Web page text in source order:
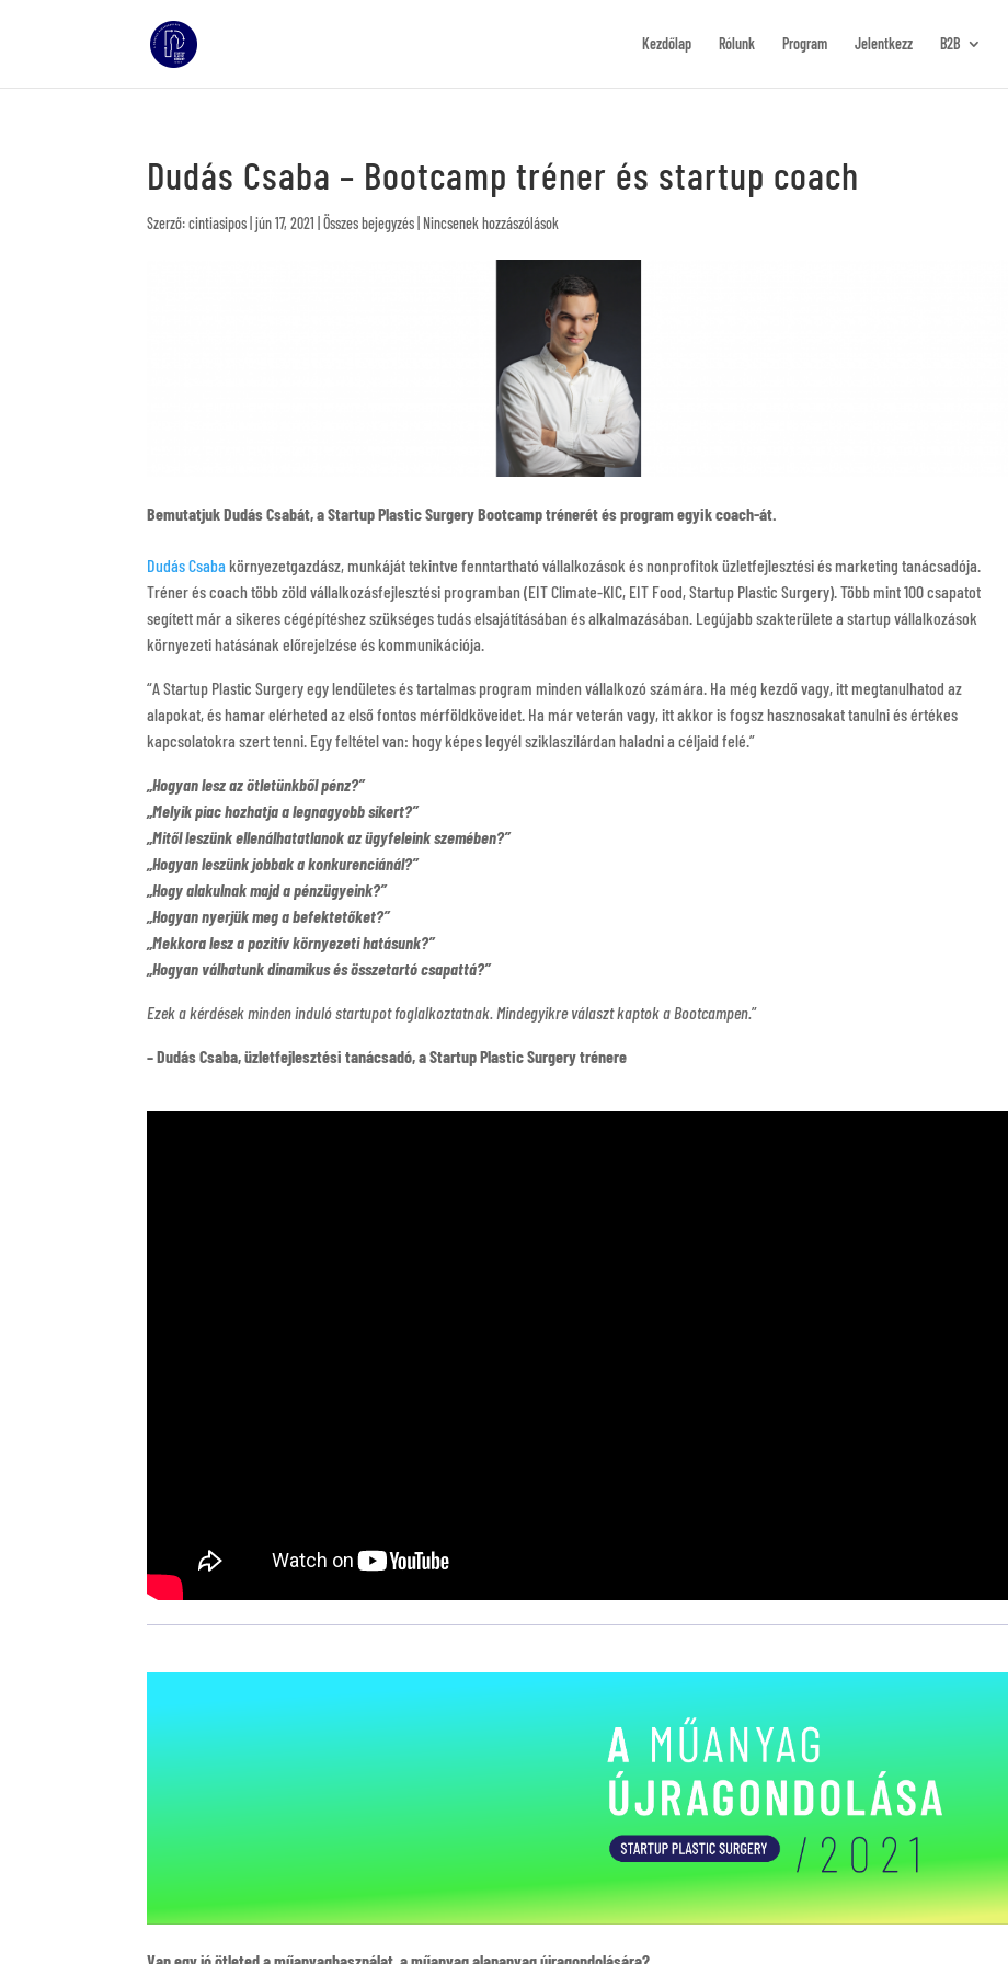
Kezdőlap Rólunk Program Jelentkezz B2B
Dudás Csaba – Bootcamp tréner és startup coach
Szerző:cintiasipos |jún 17, 2021 |Összes bejegyzés Nincsenek hozzászólások
Bemutatjuk Dudás Csabát, a Startup Plastic Surgery Bootcamp trénerét és program egyik coach-át.
Dudás Csaba környezetgazdász, munkáját tekintve fenntartható vállalkozások és nonprofitok üzletfejlesztési és marketing tanácsadója.
Tréner és coach több zöld vállalkozásfejlesztési programban (EIT Climate-KIC, EIT Food, Startup Plastic Surgery). Több mint 100 csapatot
segített már a sikeres cégépítéshez szükséges tudás elsajátításában és alkalmazásában. Legújabb szakterülete a startup vállalkozások
környezeti hatásának előrejelzése és kommunikációja.
“A Startup Plastic Surgery egy lendületes és tartalmas program minden vállalkozó számára. Ha még kezdő vagy, itt megtanulhatod az
alapokat, és hamar elérheted az első fontos mérföldköveidet. Ha már veterán vagy, itt akkor is fogsz hasznosakat tanulni és értékes
kapcsolatokra szert tenni. Egy feltétel van: hogy képes legyél sziklaszilárdan haladni a céljaid felé.”
„Hogyan lesz az ötletünkből pénz?”
„Melyik piac hozhatja a legnagyobb sikert?”
„Mitől leszünk ellenálhatatlanok az ügyfeleink szemében?”
„Hogyan leszünk jobbak a konkurenciánál?”
„Hogy alakulnak majd a pénzügyeink?”
„Hogyan nyerjük meg a befektetőket?”
„Mekkora lesz a pozitív környezeti hatásunk?”
„Hogyan válhatunk dinamikus és összetartó csapattá?”
Ezek a kérdések minden induló startupot foglalkoztatnak. Mindegyikre választ kaptok a Bootcampen.”
– Dudás Csaba, üzletfejlesztési tanácsadó, a Startup Plastic Surgery trénere